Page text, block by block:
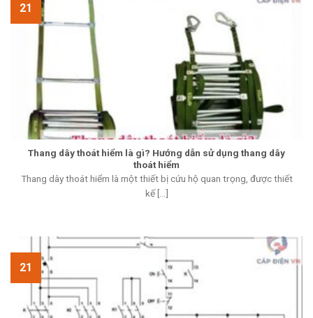
Thang dây thoát hiểm là gì? Hướng dẫn sử dụng thang dây
thoát hiểm
Thang dây thoát hiểm là một thiết bị cứu hộ quan trọng, được thiết
kế [...]
21
21